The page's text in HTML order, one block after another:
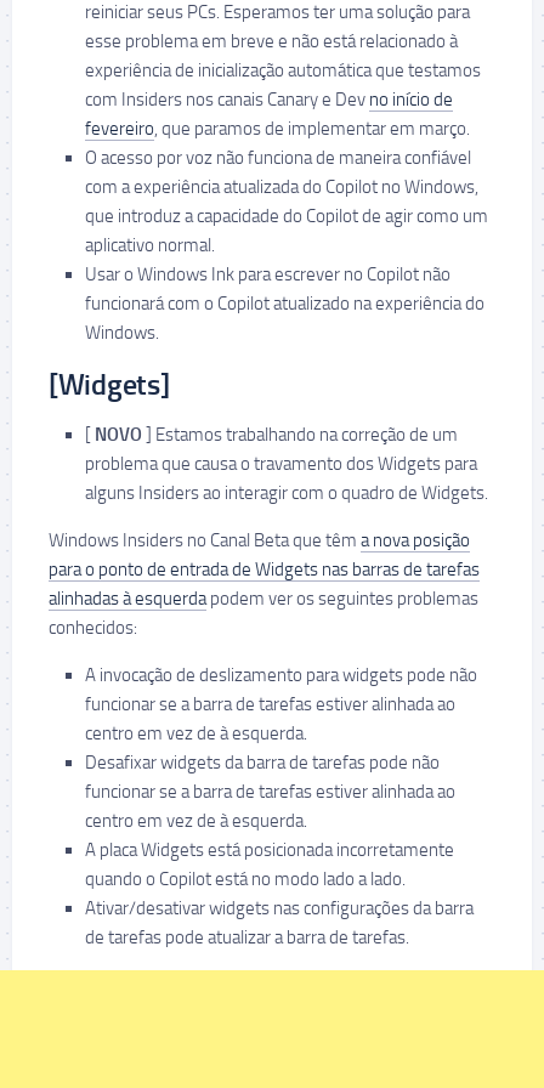
reiniciar seus PCs. Esperamos ter uma solução para
esse problema em breve e não está relacionado à
experiência de inicialização automática que testamos
com Insiders nos canais Canary e Dev no início de
fevereiro, que paramos de implementar em março.
O acesso por voz não funciona de maneira confiável
com a experiência atualizada do Copilot no Windows,
que introduz a capacidade do Copilot de agir como um
aplicativo normal.
Usar o Windows Ink para escrever no Copilot não
funcionará com o Copilot atualizado na experiência do
Windows.
[Widgets]
[ NOVO ] Estamos trabalhando na correção de um
problema que causa o travamento dos Widgets para
alguns Insiders ao interagir com o quadro de Widgets.
Windows Insiders no Canal Beta que têm a nova posição
para o ponto de entrada de Widgets nas barras de tarefas
alinhadas à esquerdapodem ver os seguintes problemas
conhecidos:
A invocação de deslizamento para widgets pode não
funcionar se a barra de tarefas estiver alinhada ao
centro em vez de à esquerda.
Desafixar widgets da barra de tarefas pode não
funcionar se a barra de tarefas estiver alinhada ao
centro em vez de à esquerda.
A placa Widgets está posicionada incorretamente
quando o Copilot está no modo lado a lado.
Ativar/desativar widgets nas configurações da barra
de tarefas pode atualizar a barra de tarefas.